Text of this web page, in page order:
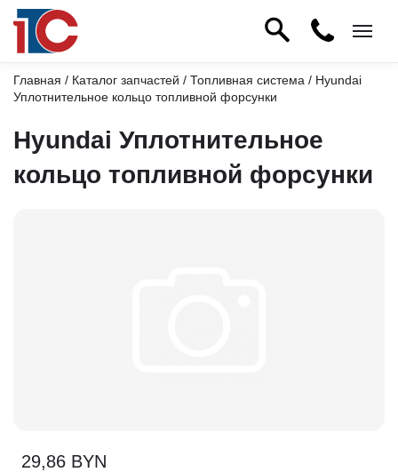
Главная / Каталог запчастей / Топливная система / Hyundai
Уплотнительное кольцо топливной форсунки
Hyundai Уплотнительное
кольцо топливной форсунки
29,86 BYN